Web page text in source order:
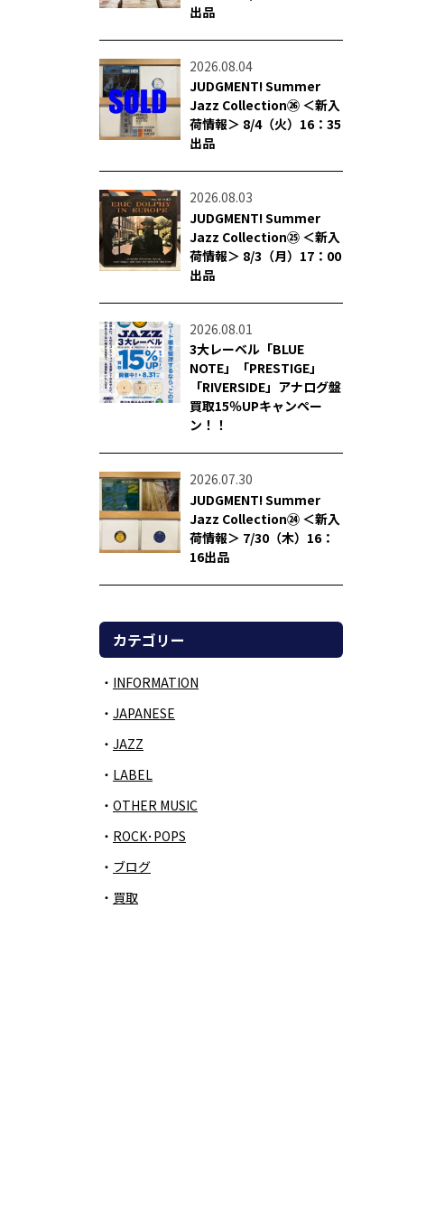
出品
2026.08.04
JUDGMENT! Summer
Jazz Collection㉖ ＜新入
荷情報＞ 8/4（火）16：35
出品
2026.08.03
JUDGMENT! Summer
Jazz Collection㉕ ＜新入
荷情報＞ 8/3（月）17：00
出品
2026.08.01
3大レーベル「BLUE
NOTE」「PRESTIGE」
「RIVERSIDE」アナログ盤
買取15％UPキャンペー
ン！！
2026.07.30
JUDGMENT! Summer
Jazz Collection㉔ ＜新入
荷情報＞ 7/30（木）16：
16出品
カテゴリー
INFORMATION
JAPANESE
JAZZ
LABEL
OTHER MUSIC
ROCK･POPS
ブログ
買取